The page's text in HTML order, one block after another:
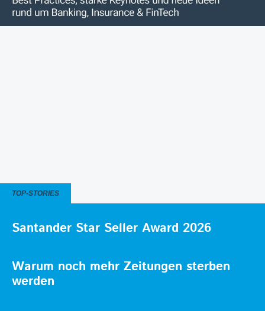
TOP-STORIES
Santander Star Seller Award 2026
Warum noch mehr Zeitungen sterben
werden